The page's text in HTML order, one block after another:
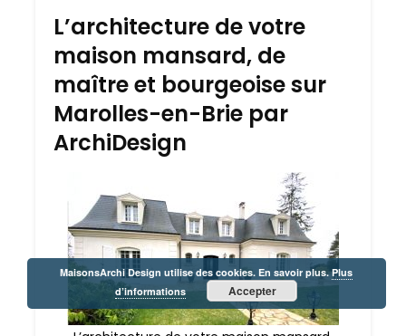
L’architecture de votre
maison mansard, de
maître et bourgeoise sur
Marolles-en-Brie par
ArchiDesign
MaisonsArchi Design utilise des cookies. En savoir plus.Plus
d’informations
Accepter